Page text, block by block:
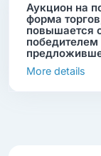
Аукцион на
форма
повышается
победителем
More details